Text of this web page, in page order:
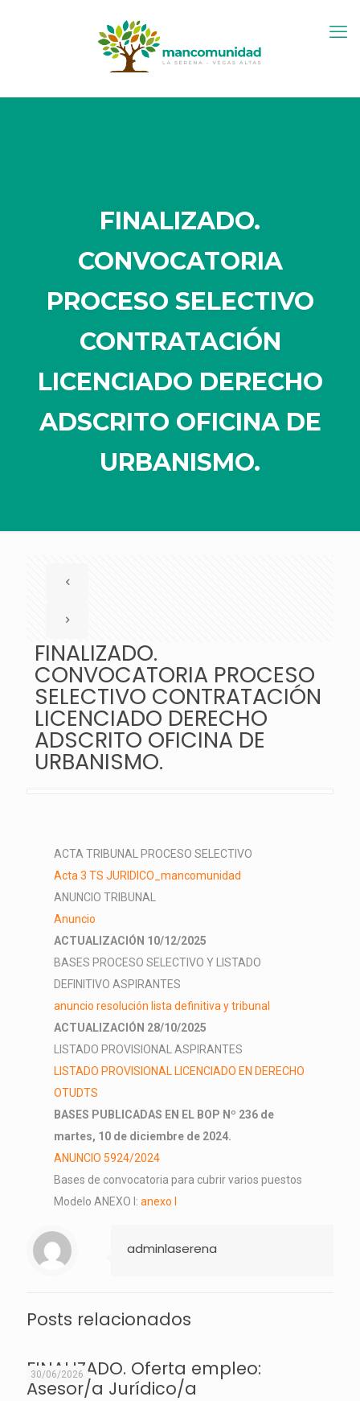
FINALIZADO.
CONVOCATORIA
PROCESO SELECTIVO
CONTRATACIÓN
LICENCIADO DERECHO
ADSCRITO OFICINA DE
URBANISMO.
FINALIZADO.
CONVOCATORIA PROCESO
SELECTIVO CONTRATACIÓN
LICENCIADO DERECHO
ADSCRITO OFICINA DE
URBANISMO.
ACTA TRIBUNAL PROCESO SELECTIVO
Acta 3 TS JURIDICO_mancomunidad
ANUNCIO TRIBUNAL
Anuncio
ACTUALIZACIÓN 10/12/2025
BASES PROCESO SELECTIVO Y LISTADO
DEFINITIVO ASPIRANTES
anuncio resolución lista definitiva y tribunal
ACTUALIZACIÓN 28/10/2025
LISTADO PROVISIONAL ASPIRANTES
LISTADO PROVISIONAL LICENCIADO EN DERECHO
OTUDTS
BASES PUBLICADAS EN EL BOP Nº 236 de
martes, 10 de diciembre de 2024.
ANUNCIO 5924/2024
Bases de convocatoria para cubrir varios puestos
Modelo ANEXO I: anexo I
adminlaserena
Posts relacionados
30/06/2026
FINALIZADO. Oferta empleo:
Asesor/a Jurídico/a